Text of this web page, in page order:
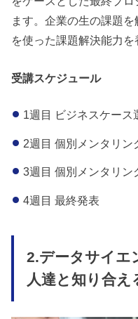
ます。企業の生の課題
を使った課題解決能力を
受講スケジュール
1週目 ビジネスケー
2週目 個別メンタリン
3週目 個別メンタリン
4週目 最終発表
2.データサイエ
人達と知り合え